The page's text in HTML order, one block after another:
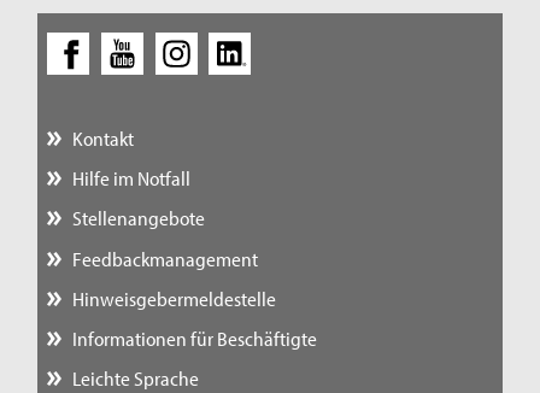
Kontakt
Hilfe im Notfall
Stellenangebote
Feedbackmanagement
Hinweisgebermeldestelle
Informationen für Beschäftigte
Leichte Sprache